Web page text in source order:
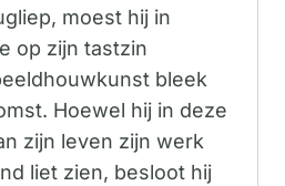
moest hij in
op zijn tastzin
bleek
Hoewel hij in deze
zijn leven zijn werk
liet zien, besloot hij